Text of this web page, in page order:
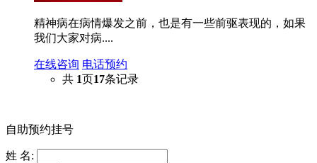
精神病在病情爆发之前，也是有一些前驱表现的，如果
我们大家对病....
在线咨询 电话预约
共 1页17条记录
自助预约挂号
姓 名: